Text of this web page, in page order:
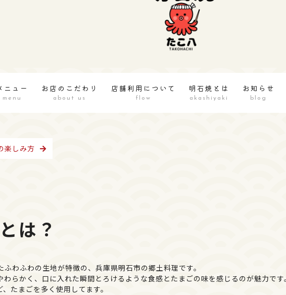
ニュー
menu
お店のこだわり
about us
店舗利用について
flow
明石焼とは
akashiyaki
お知らせ
blog
楽しみ方
は？
わふわの生地が特徴の、兵庫県明石市の郷土料理です。
らかく、口に入れた瞬間とろけるような食感とたまごの味を感じるのが魅力です。
たまごを多く使用してます。